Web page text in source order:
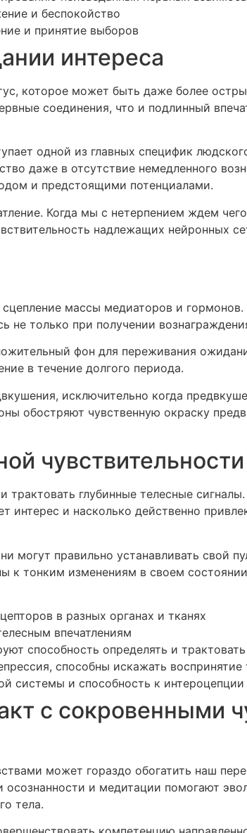
и беспокойство
и принятие выборов
интереса
которое может быть даже более
соединения, что и подлинный
одной из главных специфик
даже в отсутствие немедленного
и предстоящими потенциалами.
Когда мы с нетерпением ждем
надлежащих нейронных
массы медиаторов и
не только при получении
фон для переживания
в течение долгого периода.
исключительно когда
обостряют чувственную окраску
чувствительности
трактовать глубинные телесные
и насколько действенно
могут правильно устанавливать свой
к тонким изменениям в своем
в разных органах и тканях
впечатлениям
способность определять и
способны искажать
системы и способность к интероцепции
с сокровенными
может гораздо обогатить наш
осознанности и медитации помогают
тела.